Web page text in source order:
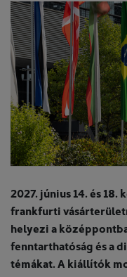
2027. június 14. és
frankfurti
helyezi a
fenntarthatóság és a
témákat. A kiállítók